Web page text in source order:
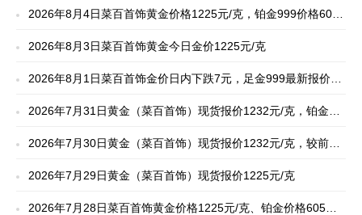
2026年8月4日菜百首饰黄金价格1225元/克，铂金999价格605
2026年8月3日菜百首饰黄金今日金价1225元/克
2026年8月1日菜百首饰金价日内下跌7元，足金999最新报价
2026年7月31日黄金（菜百首饰）现货报价1232元/克，铂金
2026年7月30日黄金（菜百首饰）现货报价1232元/克，较前一
2026年7月29日黄金（菜百首饰）现货报价1225元/克
2026年7月28日菜百首饰黄金价格1225元/克、铂金价格605元/